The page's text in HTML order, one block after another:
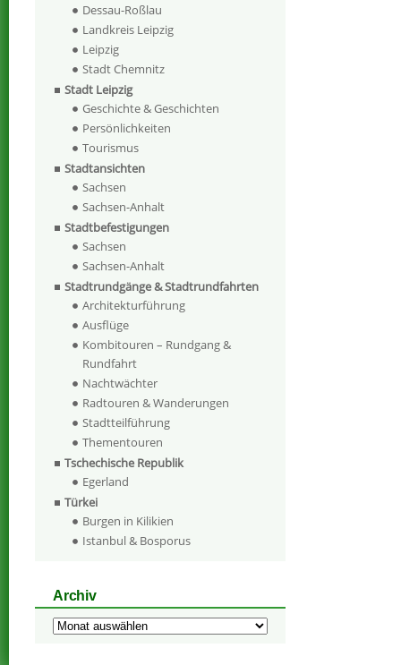
Dessau-Roßlau
Landkreis Leipzig
Leipzig
Stadt Chemnitz
Stadt Leipzig
Geschichte & Geschichten
Persönlichkeiten
Tourismus
Stadtansichten
Sachsen
Sachsen-Anhalt
Stadtbefestigungen
Sachsen
Sachsen-Anhalt
Stadtrundgänge & Stadtrundfahrten
Architekturführung
Ausflüge
Kombitouren – Rundgang &
Rundfahrt
Nachtwächter
Radtouren & Wanderungen
Stadtteilführung
Thementouren
Tschechische Republik
Egerland
Türkei
Burgen in Kilikien
Istanbul & Bosporus
Archiv
Archiv